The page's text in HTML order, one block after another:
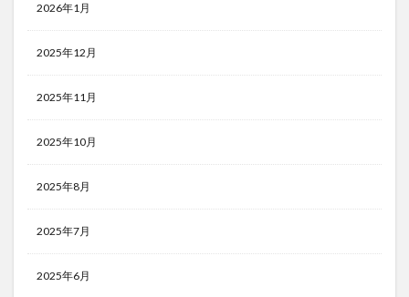
2026年1月
2025年12月
2025年11月
2025年10月
2025年8月
2025年7月
2025年6月